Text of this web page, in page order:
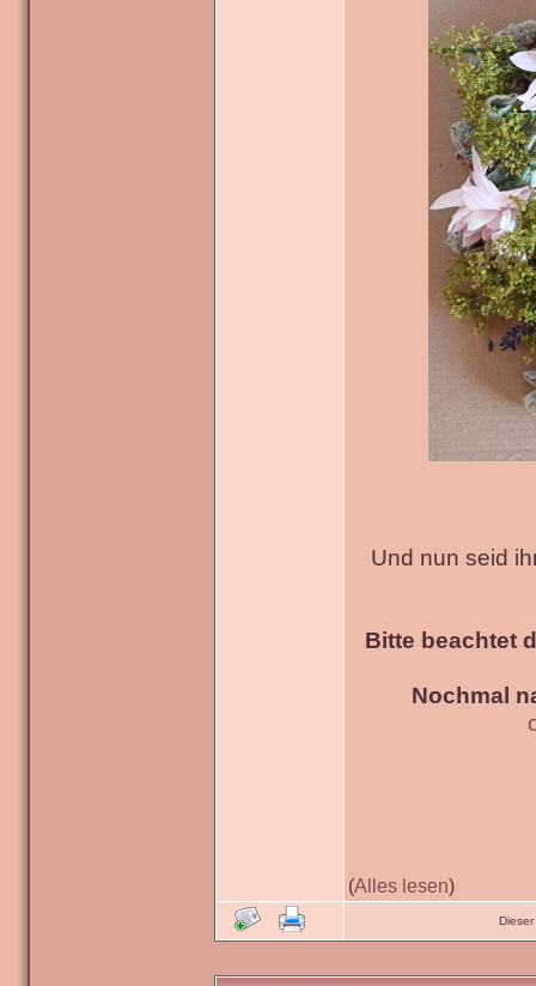
Und nun seid
Bitte beachtet
Nochmal
(Alles lesen)